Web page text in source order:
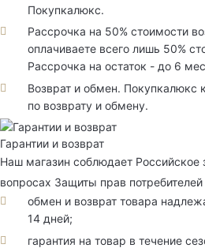
Покупкалюкс.
Рассрочка на 50% стоимости
оплачиваете всего лишь 50%
Рассрочка на остаток - до 6
Возврат и обмен. Покупкалюкс
по возврату и обмену.
Гарантии и возврат
Наш магазин соблюдает Российское
вопросах Защиты прав потребителей
обмен и возврат товара
14 дней;
гарантия на товар в течение